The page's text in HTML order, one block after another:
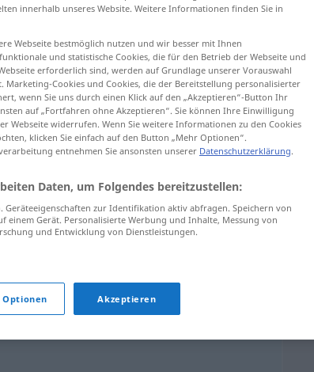
precipitado(≈ irreflectido)
innerhalb unseres Website. Weitere Informationen finden Sie in
Webseite bestmöglich nutzen und wir besser mit Ihnen
und statistische Cookies, die für den Betrieb der Webseite und
erforderlich sind, werden auf Grundlage unserer Vorauswahl
Marketing-Cookies und Cookies, die der Bereitstellung personalisierter
wenn Sie uns durch einen Klick auf den „Akzeptieren“-Button Ihr
auf „Fortfahren ohne Akzeptieren“. Sie können Ihre Einwilligung
Webseite widerrufen. Wenn Sie weitere Informationen zu den Cookies
klicken Sie einfach auf den Button „Mehr Optionen“.
entnehmen Sie ansonsten unserer Datenschutzerklärung.
Daten, um Folgendes bereitzustellen:
Geräteeigenschaften zur Identifikation aktiv abfragen. Speichern von
Gerät. Personalisierte Werbung und Inhalte, Messung von
und Entwicklung von Dienstleistungen.
Optionen Akzeptieren